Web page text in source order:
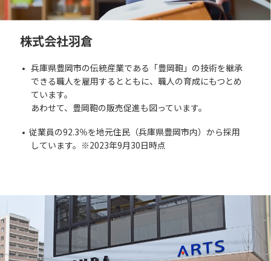
株式会社羽倉
兵庫県豊岡市の伝統産業である「豊岡鞄」の技術を継承
できる職人を雇用するとともに、職人の育成にもつとめ
ています。
あわせて、豊岡鞄の販売促進も図っています。
従業員の92.3％を地元住民（兵庫県豊岡市内）から採用
しています。※2023年9月30日時点